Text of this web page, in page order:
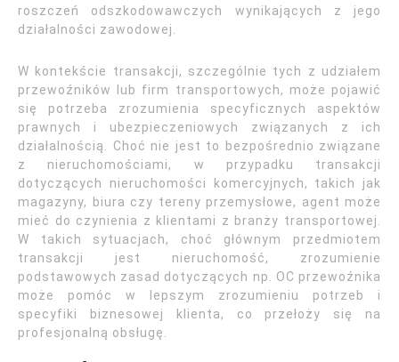
roszczeń odszkodowawczych wynikających z jego
działalności zawodowej.
W kontekście transakcji, szczególnie tych z udziałem
przewoźników lub firm transportowych, może pojawić
się potrzeba zrozumienia specyficznych aspektów
prawnych i ubezpieczeniowych związanych z ich
działalnością. Choć nie jest to bezpośrednio związane
z nieruchomościami, w przypadku transakcji
dotyczących nieruchomości komercyjnych, takich jak
magazyny, biura czy tereny przemysłowe, agent może
mieć do czynienia z klientami z branży transportowej.
W takich sytuacjach, choć głównym przedmiotem
transakcji jest nieruchomość, zrozumienie
podstawowych zasad dotyczących np. OC przewoźnika
może pomóc w lepszym zrozumieniu potrzeb i
specyfiki biznesowej klienta, co przełoży się na
profesjonalną obsługę.